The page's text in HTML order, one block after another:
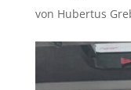
von Hubertus